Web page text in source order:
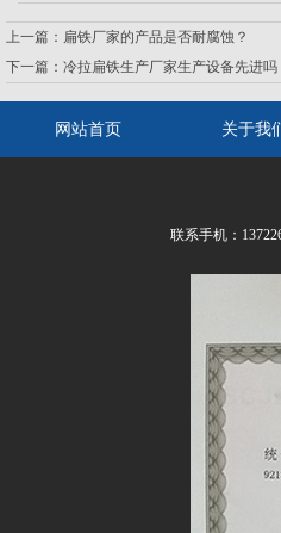
上一篇： 扁铁厂家的产品是否耐腐蚀？
下一篇： 冷拉扁铁生产厂家生产设备先进吗
网站首页 关于我
联系手机：